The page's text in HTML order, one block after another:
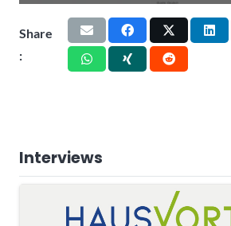
Share
:
Interviews